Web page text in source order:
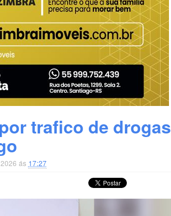
trafico de drogas
ás 17:27